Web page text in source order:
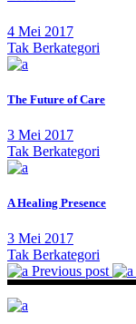
4 Mei 2017
Tak Berkategori
The Future of Care
3 Mei 2017
Tak Berkategori
A Healing Presence
3 Mei 2017
Tak Berkategori
Previous post